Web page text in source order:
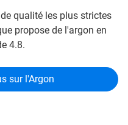
qualité les plus strictes
propose de l'argon en
4.8.
sur l'Argon